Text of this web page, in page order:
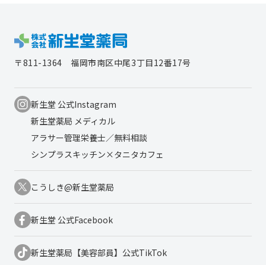
〒811-1364 福岡市南区中尾3丁目12番17号
新生堂 公式Instagram
新生堂薬局 メディカル
アラサー管理栄養士／無料相談
シンプラスキッチン×タニタカフェ
こうしき@新生堂薬局
新生堂 公式Facebook
新生堂薬局【美容部員】公式TikTok